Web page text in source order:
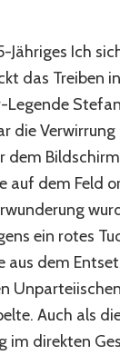
Jähriges Ich
das Treiben
Legende
Verwirrung
auf dem Feld
ein rotes
dem
Auch als
im direkten